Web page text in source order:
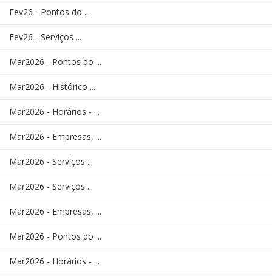
Fev26 - Pontos do ...
Fev26 - Serviços ...
Mar2026 - Pontos do ...
Mar2026 - Histórico ...
Mar2026 - Horários - ...
Mar2026 - Empresas, ...
Mar2026 - Serviços ...
Mar2026 - Serviços ...
Mar2026 - Empresas, ...
Mar2026 - Pontos do ...
Mar2026 - Horários - ...